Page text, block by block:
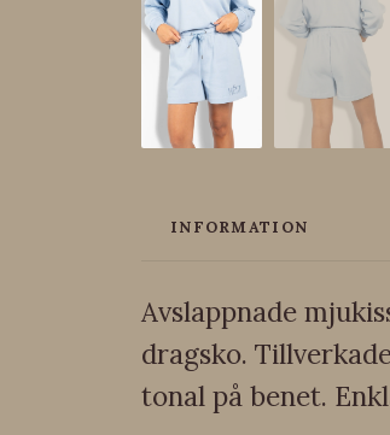
INFORMATION
Avslappnade
dragsko.
tonal på benet.